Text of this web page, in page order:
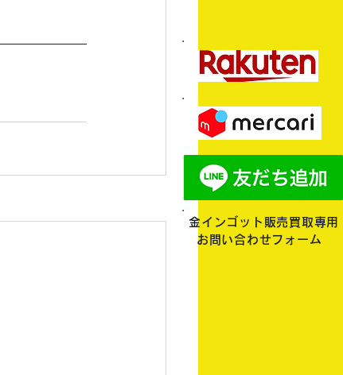
金インゴット販売買取専用
お問い合わせフォーム